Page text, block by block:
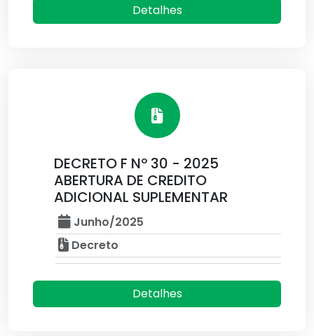
Detalhes
DECRETO F Nº 30 - 2025
ABERTURA DE CREDITO
ADICIONAL SUPLEMENTAR
Junho/2025
Decreto
Detalhes